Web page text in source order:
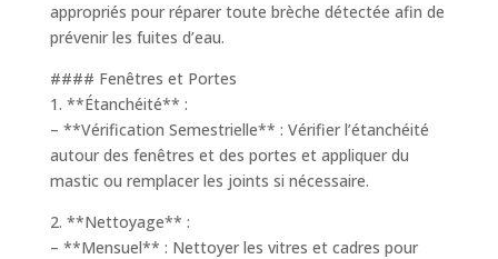
appropriés pour réparer toute brèche détectée afin de
prévenir les fuites d’eau.
#### Fenêtres et Portes
1. **Étanchéité** :
– **Vérification Semestrielle** : Vérifier l’étanchéité
autour des fenêtres et des portes et appliquer du
mastic ou remplacer les joints si nécessaire.
2. **Nettoyage** :
– **Mensuel** : Nettoyer les vitres et cadres pour